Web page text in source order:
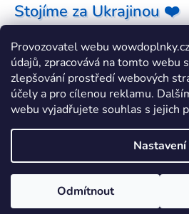
Provozovatel webu
údajů, zpracovává na tomto webu
zlepšování prostředí webových
účely a pro cílenou reklamu.
webu vyjadřujete souhlas s jejich
Nastavení
Odmítnout
Stojíme za Ukrajinou ❤️
Jak a čím pomoci »